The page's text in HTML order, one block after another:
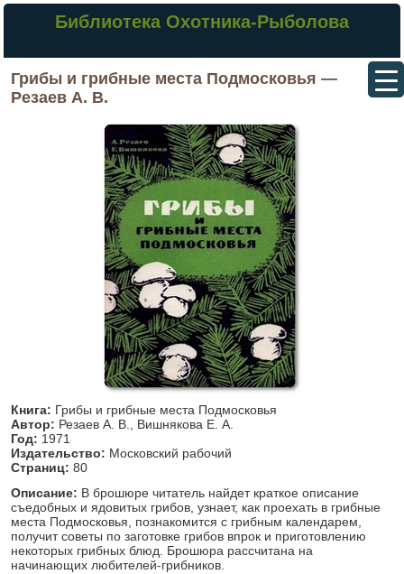
Библиотека Охотника-Рыболова
Грибы и грибные места Подмосковья —
Резаев А. В.
Книга: Грибы и грибные места Подмосковья
Автор: Резаев А. В., Вишнякова Е. А.
Год: 1971
Издательство: Московский рабочий
Страниц: 80
Описание: В брошюре читатель найдет краткое описание
съедобных и ядовитых грибов, узнает, как проехать в грибные
места Подмосковья, познакомится с грибным календарем,
получит советы по заготовке грибов впрок и приготовлению
некоторых грибных блюд. Брошюра рассчитана на
начинающих любителей-грибников.